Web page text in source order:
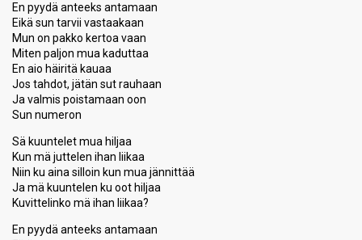
En pyydä anteeks antamaan
Eikä sun tarvii vastaakaan
Mun on pakko kertoa vaan
Miten paljon mua kaduttaa
En aio häiritä kauaa
Jos tahdot, jätän sut rauhaan
Ja valmis poistamaan oon
Sun numeron
Sä kuuntelet mua hiljaa
Kun mä juttelen ihan liikaa
Niin ku aina silloin kun mua jännittää
Ja mä kuuntelen ku oot hiljaa
Kuvittelinko mä ihan liikaa?
En pyydä anteeks antamaan